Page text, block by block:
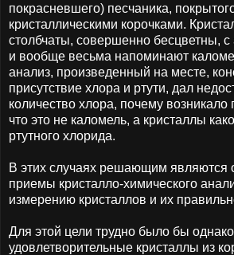
покрасневшего) песчаника,
кристаллическими корочками.
столбчаты, совершенно бесцветны,
и вообще весьма напоминают
анализ, произведенный на месте,
присутствие хлора и ртути, дал
количество хлора, почему
что это не каломель, а кристаллы
ртутного хлорида.
В этих случаях решающим являются
приемы кристалло-химического
измерению кристаллов и их
Для этой цели трудно было бы
удовлетворительные кристаллы из